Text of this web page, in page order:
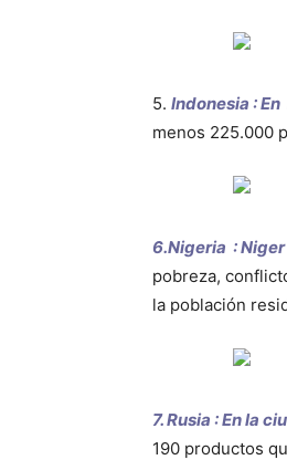
5. Indonesia :
menos 225.000
6.Nigeria :
pobreza,
la población
7. Rusia : En la
190 productos